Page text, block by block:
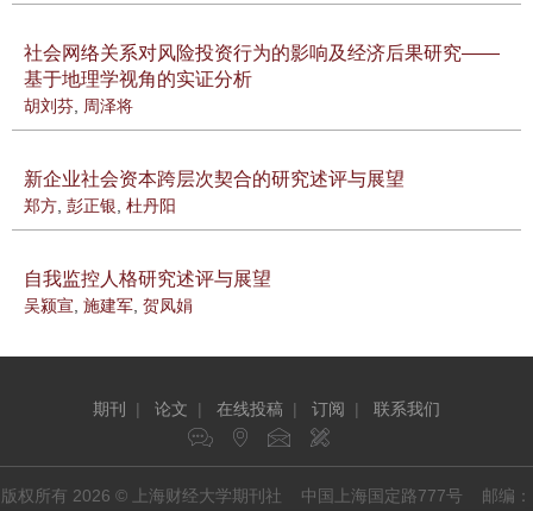
社会网络关系对风险投资行为的影响及经济后果研究——
基于地理学视角的实证分析
胡刘芬 周泽将
新企业社会资本跨层次契合的研究述评与展望
郑方 彭正银 杜丹阳
自我监控人格研究述评与展望
吴颍宣 施建军 贺凤娟
期刊 | 论文 | 在线投稿 | 订阅 | 联系我们
版权所有 2026 © 上海财经大学期刊社 中国上海国定路777号 邮编：